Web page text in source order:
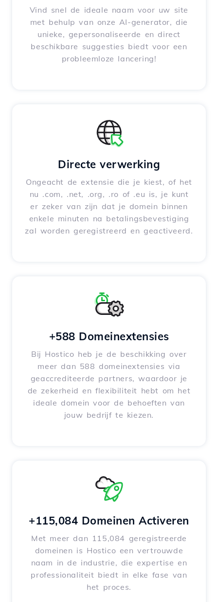
Vind snel de ideale naam voor uw site
met behulp van onze AI-generator, die
unieke, gepersonaliseerde en direct
beschikbare suggesties biedt voor een
probleemloze lancering!
Directe verwerking
Ongeacht de extensie die je kiest, of het
nu .com, .net, .org, .ro of .eu is, je kunt
er zeker van zijn dat je domein binnen
enkele minuten na betalingsbevestiging
zal worden geregistreerd en geactiveerd.
+588 Domeinextensies
Bij Hostico heb je de beschikking over
meer dan 588 domeinextensies via
geaccrediteerde partners, waardoor je
de zekerheid en flexibiliteit hebt om het
ideale domein voor de behoeften van
jouw bedrijf te kiezen.
+115,084 Domeinen Activeren
Met meer dan 115,084 geregistreerde
domeinen is Hostico een vertrouwde
naam in de industrie, die expertise en
professionaliteit biedt in elke fase van
het proces.